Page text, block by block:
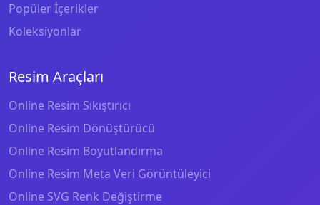
Popüler İçerikler
Koleksiyonlar
Resim Araçları
Online Resim Sıkıştırıcı
Online Resim Dönüştürücü
Online Resim Boyutlandırma
Online Resim Meta Veri Görüntüleyici
Online SVG Renk Değiştirme